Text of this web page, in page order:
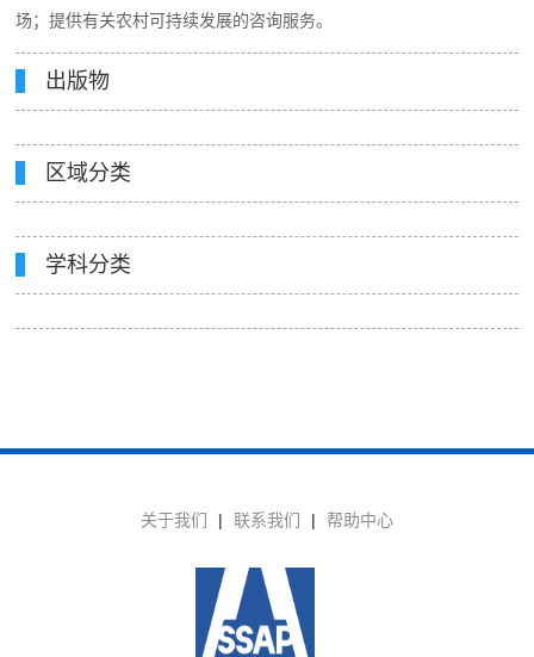
场；提供有关农村可持续发展的咨询服务。
出版物
区域分类
学科分类
关于我们 | 联系我们 | 帮助中心